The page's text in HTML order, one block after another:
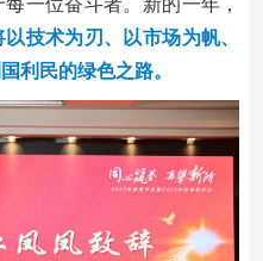
一位奋斗者。新的一年，
以技术为刃、以市场为帆、
利民的绿色之路。